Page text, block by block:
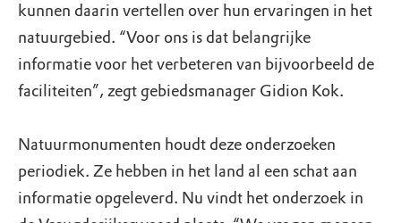
kunnen daarin vertellen over hun ervaringen in het
natuurgebied. “Voor ons is dat belangrijke
informatie voor het verbeteren van bijvoorbeeld de
faciliteiten”, zegt gebiedsmanager Gidion Kok.
Natuurmonumenten houdt deze onderzoeken
periodiek. Ze hebben in het land al een schat aan
informatie opgeleverd. Nu vindt het onderzoek in